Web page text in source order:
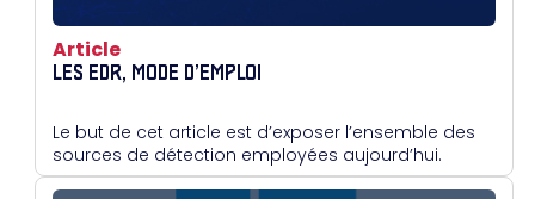
Article
LES EDR, MODE D’EMPLOI
Le but de cet article est d’exposer l’ensemble des
sources de détection employées aujourd’hui.